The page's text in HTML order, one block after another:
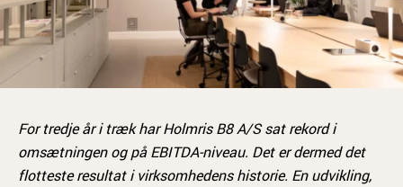
For tredje år i træk har Holmris B8 A/S sat rekord i
omsætningen og på EBITDA-niveau. Det er dermed det
flotteste resultat i virksomhedens historie. En udvikling,